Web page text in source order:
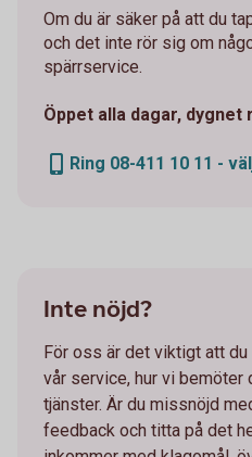
Om du är säker på att du
och det inte rör sig om
spärrservice.
Öppet alla dagar, dygnet
Ring 08-411 10 11 -
Inte nöjd?
För oss är det viktigt att du
vår service, hur vi bemöter
tjänster. Är du missnöjd
feedback och titta på det